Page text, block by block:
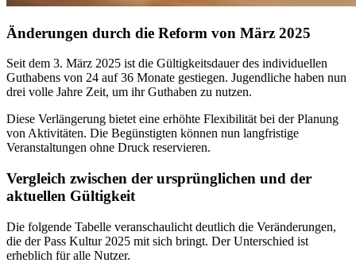
Änderungen durch die Reform von März 2025
Seit dem 3. März 2025 ist die Gültigkeitsdauer des individuellen
Guthabens von 24 auf 36 Monate gestiegen. Jugendliche haben nun
drei volle Jahre Zeit, um ihr Guthaben zu nutzen.
Diese Verlängerung bietet eine erhöhte Flexibilität bei der Planung
von Aktivitäten. Die Begünstigten können nun langfristige
Veranstaltungen ohne Druck reservieren.
Vergleich zwischen der ursprünglichen und der
aktuellen Gültigkeit
Die folgende Tabelle veranschaulicht deutlich die Veränderungen,
die der Pass Kultur 2025 mit sich bringt. Der Unterschied ist
erheblich für alle Nutzer.